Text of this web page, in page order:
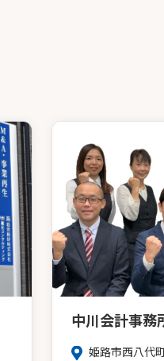
中川会計事務
姫路市西八代